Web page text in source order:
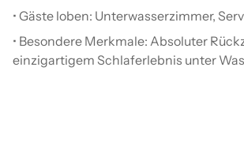
• Gäste loben: Unterwasserzimmer,
• Besondere Merkmale: Absoluter
einzigartigem Schlaferlebnis unter